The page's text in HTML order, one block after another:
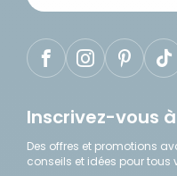
Inscrivez-vous
Des offres et promotions
conseils et idées pour tous